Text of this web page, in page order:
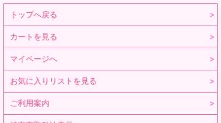
トップへ戻る
カートを見る
マイページへ
お気に入りリストを見る
ご利用案内